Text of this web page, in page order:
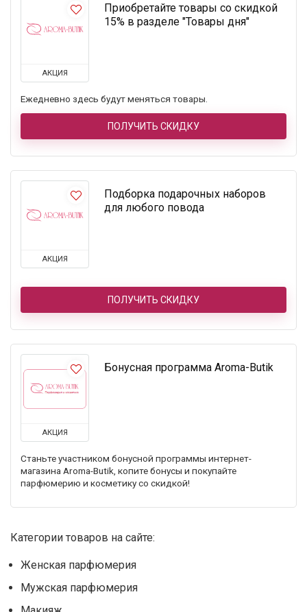
АКЦИЯ
Приобретайте товары со скидкой
15% в разделе "Товары дня"
Ежедневно здесь будут меняться товары.
ПОЛУЧИТЬ СКИДКУ
АКЦИЯ
Подборка подарочных наборов
для любого повода
ПОЛУЧИТЬ СКИДКУ
АКЦИЯ
Бонусная программа Aroma-Butik
Станьте участником бонусной программы интернет-
магазина Aroma-Butik, копите бонусы и покупайте
парфюмерию и косметику со скидкой!
Категории товаров на сайте:
Женская парфюмерия
Мужская парфюмерия